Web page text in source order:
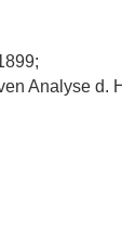
Analyse d.